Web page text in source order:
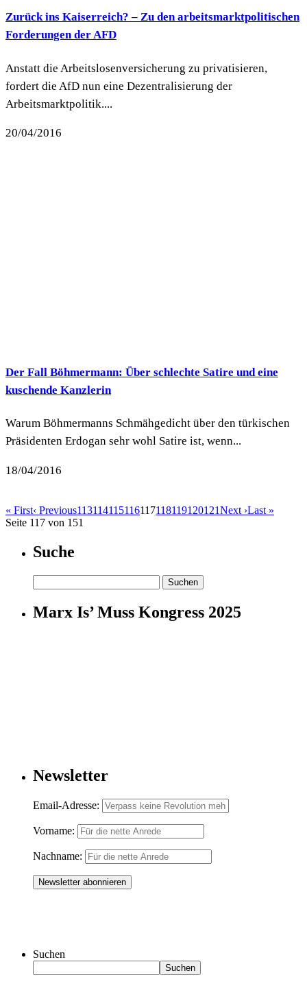
Zurück ins Kaiserreich? – Zu den arbeitsmarktpolitischen
Forderungen der AFD
Anstatt die Arbeitslosenversicherung zu privatisieren,
fordert die AfD nun eine Dezentralisierung der
Arbeitsmarktpolitik....
20/04/2016
Der Fall Böhmermann: Über schlechte Satire und eine
kuschende Kanzlerin
Warum Böhmermanns Schmähgedicht über den türkischen
Präsidenten Erdogan sehr wohl Satire ist, wenn...
18/04/2016
« First‹ Previous113114115116117118119120121Next ›Last »
Seite 117 von 151
Suche
nach:
Marx Is’ Muss Kongress 2025
Newsletter
Email-Adresse:
Vorname:
Nachname:
Suchen
Suchen